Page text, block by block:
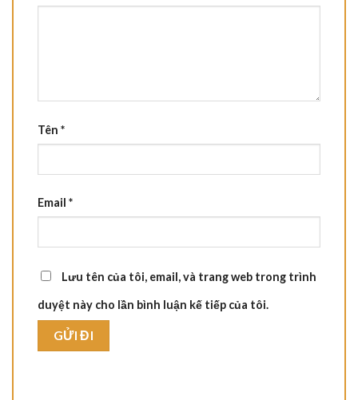
Tên *
Email *
Lưu tên của tôi, email, và trang web trong trình
duyệt này cho lần bình luận kế tiếp của tôi.